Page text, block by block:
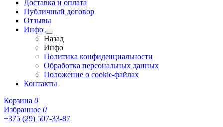
Доставка и оплата
Публичный договор
Отзывы
Инфо
Назад
Инфо
Политика конфиденциальности
Обработка персональных данных
Положение о cookie-файлах
Контакты
Корзина 0
Избранное 0
+375 (29) 507-33-87